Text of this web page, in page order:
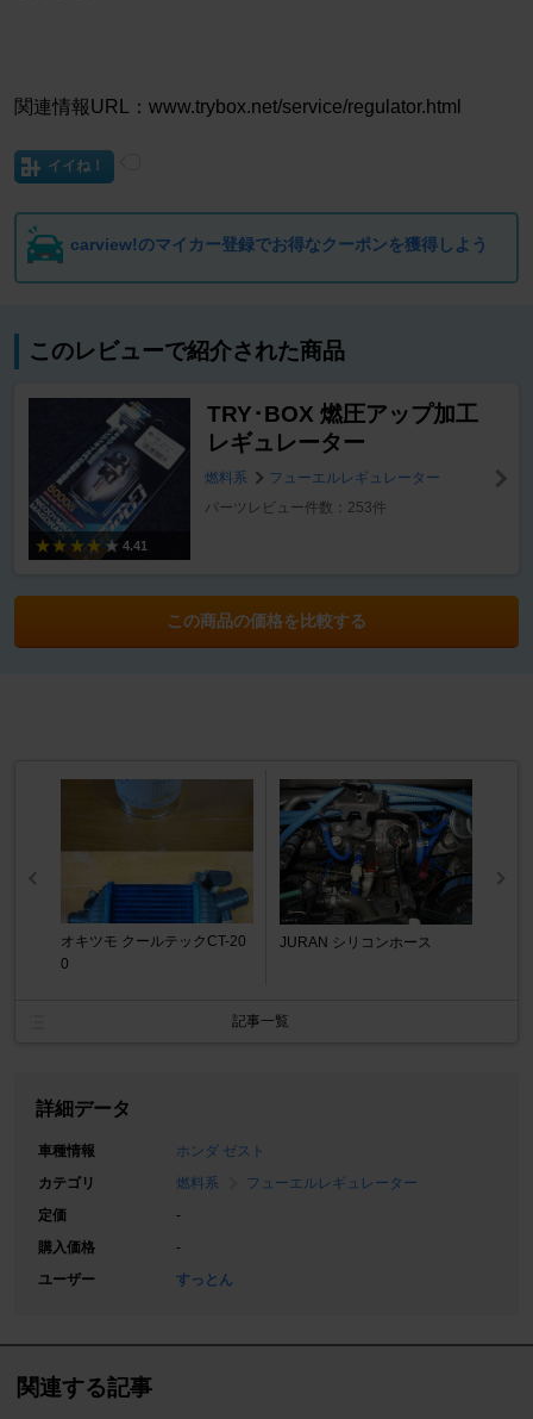
関連情報URL：www.trybox.net/service/regulator.html
イイね！
carview!のマイカー登録でお得なクーポンを獲得しよう
このレビューで紹介された商品
4.41
TRY･BOX 燃圧アップ加工
レギュレーター
燃料系
フューエルレギュレーター
パーツレビュー件数：253件
この商品の価格を比較する
オキツモ クールテックCT-20
0
JURAN シリコンホース
記事一覧
詳細データ
車種情報
ホンダ ゼスト
カテゴリ
燃料系
フューエルレギュレーター
定価
-
購入価格
-
ユーザー
すっとん
関連する記事